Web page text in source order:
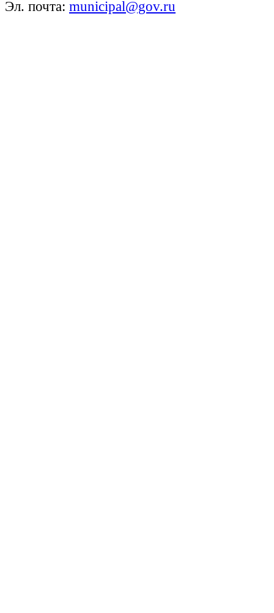
Эл. почта: municipal@gov.ru